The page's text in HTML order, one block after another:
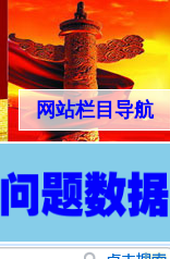
网站栏目导航